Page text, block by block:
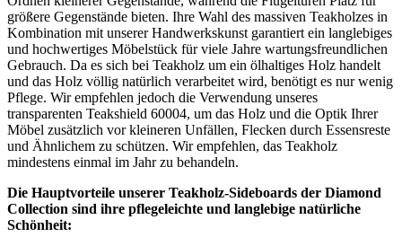
größere Gegenstände bieten. Ihre Wahl des massiven Teakholzes in
Kombination mit unserer Handwerkskunst garantiert ein langlebiges
und hochwertiges Möbelstück für viele Jahre wartungsfreundlichen
Gebrauch. Da es sich bei Teakholz um ein ölhaltiges Holz handelt
und das Holz völlig natürlich verarbeitet wird, benötigt es nur wenig
Pflege. Wir empfehlen jedoch die Verwendung unseres
transparenten Teakshield 60004, um das Holz und die Optik Ihrer
Möbel zusätzlich vor kleineren Unfällen, Flecken durch Essensreste
und Ähnlichem zu schützen. Wir empfehlen, das Teakholz
mindestens einmal im Jahr zu behandeln.
Die Hauptvorteile unserer Teakholz-Sideboards der Diamond
Collection sind ihre pflegeleichte und langlebige natürliche
Schönheit: